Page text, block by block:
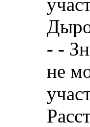
- -
не